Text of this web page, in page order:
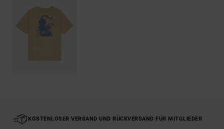
KOSTENLOSER VERSAND UND RÜCKVERSAND FÜR MITGLIEDER